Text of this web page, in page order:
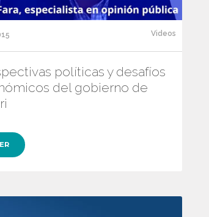
Videos
políticas y desafíos
del gobierno de